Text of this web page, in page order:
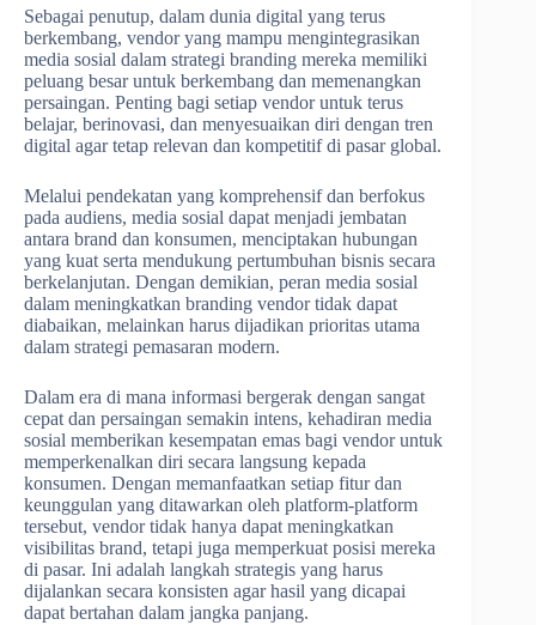
Sebagai penutup, dalam dunia digital yang terus
berkembang, vendor yang mampu mengintegrasikan
media sosial dalam strategi branding mereka memiliki
peluang besar untuk berkembang dan memenangkan
persaingan. Penting bagi setiap vendor untuk terus
belajar, berinovasi, dan menyesuaikan diri dengan tren
digital agar tetap relevan dan kompetitif di pasar global.
Melalui pendekatan yang komprehensif dan berfokus
pada audiens, media sosial dapat menjadi jembatan
antara brand dan konsumen, menciptakan hubungan
yang kuat serta mendukung pertumbuhan bisnis secara
berkelanjutan. Dengan demikian, peran media sosial
dalam meningkatkan branding vendor tidak dapat
diabaikan, melainkan harus dijadikan prioritas utama
dalam strategi pemasaran modern.
Dalam era di mana informasi bergerak dengan sangat
cepat dan persaingan semakin intens, kehadiran media
sosial memberikan kesempatan emas bagi vendor untuk
memperkenalkan diri secara langsung kepada
konsumen. Dengan memanfaatkan setiap fitur dan
keunggulan yang ditawarkan oleh platform-platform
tersebut, vendor tidak hanya dapat meningkatkan
visibilitas brand, tetapi juga memperkuat posisi mereka
di pasar. Ini adalah langkah strategis yang harus
dijalankan secara konsisten agar hasil yang dicapai
dapat bertahan dalam jangka panjang.